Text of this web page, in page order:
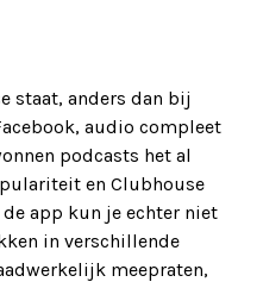
staat, anders dan bij
audio compleet
podcasts het al
en Clubhouse
app kun je echter niet
in verschillende
meepraten,